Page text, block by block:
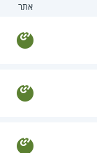
אתר